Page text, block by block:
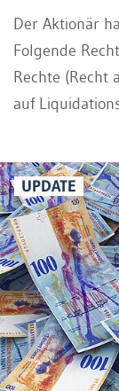
Der Aktionär
Folgende
Rechte (Recht
auf
UPDATE